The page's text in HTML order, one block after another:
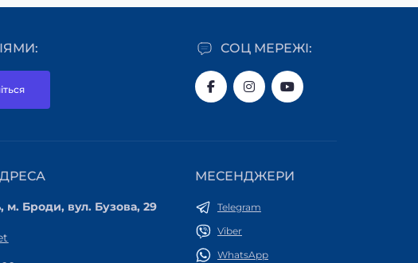
СОЦ МЕРЕЖІ:
м. Броди, вул. Бузова, 29
МЕСЕНДЖЕРИ
Telegram
Viber
WhatsApp